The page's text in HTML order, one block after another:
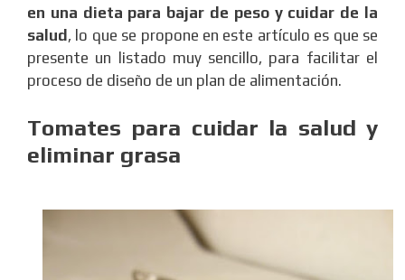
en una dieta para bajar de peso y cuidar de la
salud, lo que se propone en este artículo es que se
presente un listado muy sencillo, para facilitar el
proceso de diseño de un plan de alimentación.
Tomates para cuidar la salud y
eliminar grasa